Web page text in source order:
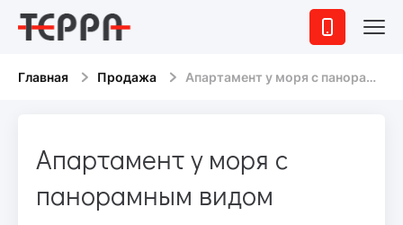
Главная Продажа Апартамент у моря с панорамным видом
Апартамент у моря с
панорамным видом